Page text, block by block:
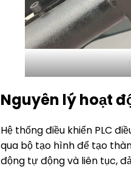
Nguyên lý hoạt
Hệ thống điều khiển PLC
qua bộ tạo hình để tạo
động tự động và liên tục,